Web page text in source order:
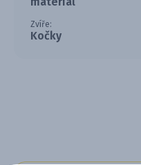
Zvíře:
Kočky